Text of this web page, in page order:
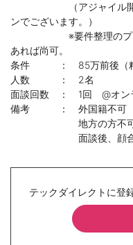
（アジャイル開発経
ンでございます。）
※要件整理のプロセ
あれば尚可。
条件 ： 85万前後（精
人数 ： 2名
面談回数 ： 1回 @オン
備考 ： 外国籍不可
地方の方不
面談後、顔合わせ
テックダイレクトに登